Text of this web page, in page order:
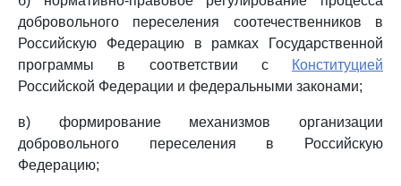
добровольного переселения соотечественников в
Российскую Федерацию в рамках Государственной
программы в соответствии с
Конституцией
Российской Федерации и федеральными законами;
в) формирование механизмов организации
добровольного переселения в Российскую
Федерацию;